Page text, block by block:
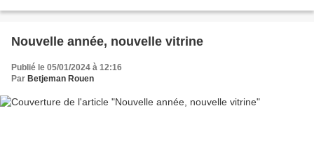
Nouvelle année, nouvelle vitrine
Publié le 05/01/2024 à 12:16
Par Betjeman Rouen